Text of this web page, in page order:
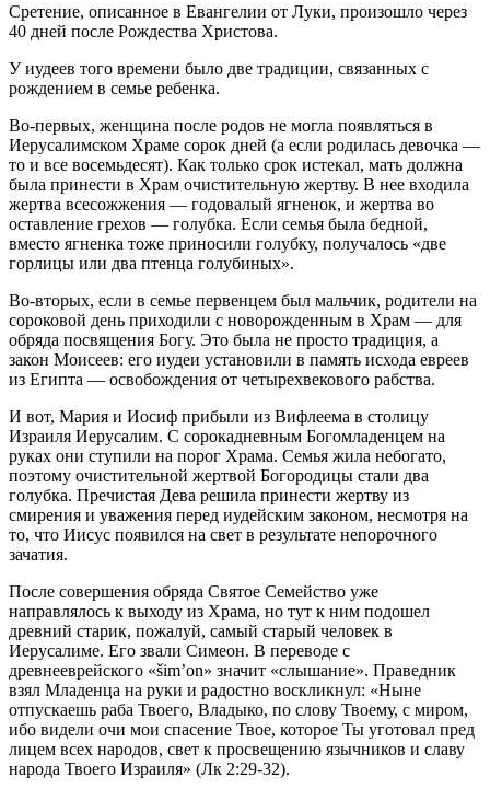
Сретение, описанное в Евангелии от Луки, произошло через
40 дней после Рождества Христова.
У иудеев того времени было две традиции, связанных с
рождением в семье ребенка.
Во-первых, женщина после родов не могла появляться в
Иерусалимском Храме сорок дней (а если родилась девочка —
то и все восемьдесят). Как только срок истекал, мать должна
была принести в Храм очистительную жертву. В нее входила
жертва всесожжения — годовалый ягненок, и жертва во
оставление грехов — голубка. Если семья была бедной,
вместо ягненка тоже приносили голубку, получалось «две
горлицы или два птенца голубиных».
Во-вторых, если в семье первенцем был мальчик, родители на
сороковой день приходили с новорожденным в Храм — для
обряда посвящения Богу. Это была не просто традиция, а
закон Моисеев: его иудеи установили в память исхода евреев
из Египта — освобождения от четырехвекового рабства.
И вот, Мария и Иосиф прибыли из Вифлеема в столицу
Израиля Иерусалим. С сорокадневным Богомладенцем на
руках они ступили на порог Храма. Семья жила небогато,
поэтому очистительной жертвой Богородицы стали два
голубка. Пречистая Дева решила принести жертву из
смирения и уважения перед иудейским законом, несмотря на
то, что Иисус появился на свет в результате непорочного
зачатия.
После совершения обряда Святое Семейство уже
направлялось к выходу из Храма, но тут к ним подошел
древний старик, пожалуй, самый старый человек в
Иерусалиме. Его звали Симеон. В переводе с
древнееврейского «šim’on» значит «слышание». Праведник
взял Младенца на руки и радостно воскликнул: «Ныне
отпускаешь раба Твоего, Владыко, по слову Твоему, с миром,
ибо видели очи мои спасение Твое, которое Ты уготовал пред
лицем всех народов, свет к просвещению язычников и славу
народа Твоего Израиля» (Лк 2:29-32).